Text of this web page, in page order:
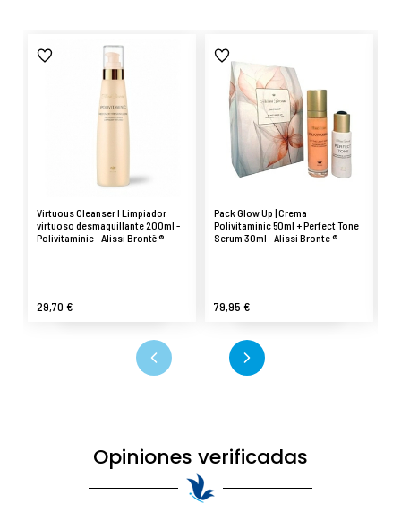
Virtuous Cleanser I Limpiador
virtuoso desmaquillante 200ml -
Polivitaminic - Alissi Brontë ®
29,70 €
Pack Glow Up | Crema
Polivitaminic 50ml + Perfect Tone
Serum 30ml - Alissi Bronte ®
79,95 €
Opiniones verificadas